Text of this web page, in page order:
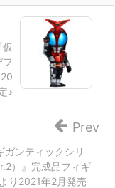
♪
ガンティックシリ
）』完成品フィギ
り2021年2月発売
Prev